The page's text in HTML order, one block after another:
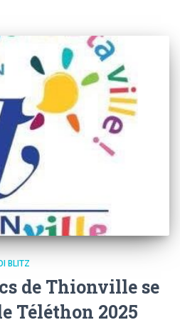
BLITZ
de Thionville se
Téléthon 2025